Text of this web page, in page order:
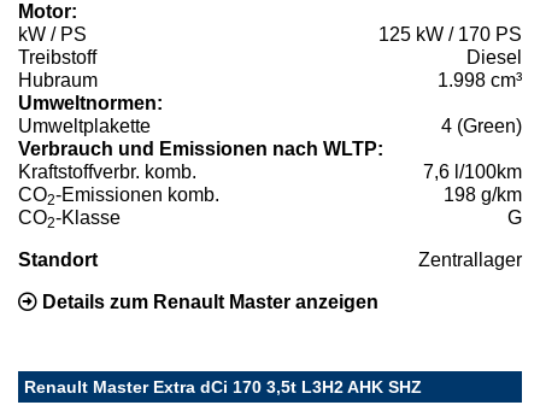
Motor:
kW / PS
125 kW / 170 PS
Treibstoff
Diesel
Hubraum
1.998 cm³
Umweltnormen:
Umweltplakette
4 (Green)
Verbrauch und Emissionen nach WLTP:
Kraftstoffverbr. komb.
7,6 l/100km
CO2-Emissionen komb.
198 g/km
CO2-Klasse G
Standort Zentrallager
Details zum Renault Master anzeigen
Renault Master Extra dCi 170 3,5t L3H2 AHK SHZ